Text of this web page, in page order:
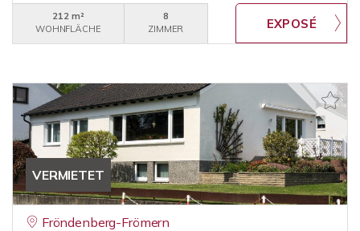
212 m²
WOHNFLÄCHE
8
ZIMMER
VERMIETET
Fröndenberg-Frömern